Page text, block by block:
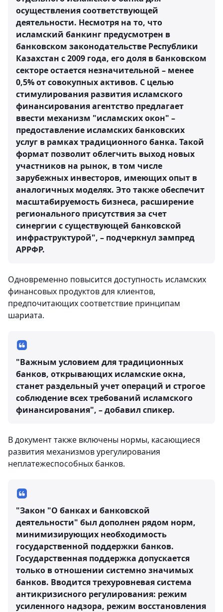
осуществления соответствующей
деятельности. Несмотря на то, что
исламский банкинг предусмотрен в
банковском законодательстве Республики
Казахстан с 2009 года, его доля в банковском
секторе остается незначительной – менее
0,5% от совокупных активов. С целью
стимулирования развития исламского
финансирования агентство предлагает
ввести механизм "исламских окон" –
предоставление исламских банковских
услуг в рамках традиционного банка. Такой
формат позволит облегчить выход новых
участников на рынок, в том числе
зарубежных инвесторов, имеющих опыт в
аналогичных моделях. Это также обеспечит
масштабируемость бизнеса, расширение
регионального присутствия за счет
синергии с существующей банковской
инфраструктурой", – подчеркнул зампред
АРРФР.
Одновременно повысится доступность исламских
финансовых продуктов для клиентов,
предпочитающих соответствие принципам
шариата.
"Важным условием для традиционных
банков, открывающих исламские окна,
станет раздельный учет операций и строгое
соблюдение всех требований исламского
финансирования", – добавил спикер.
В документ также включены нормы, касающиеся
развития механизмов урегулирования
неплатежеспособных банков.
"Закон "О банках и банковской
деятельности" был дополнен рядом норм,
минимизирующих необходимость
государственной поддержки банков.
Государственная поддержка допускается
только в отношении системно значимых
банков. Вводится трехуровневая система
антикризисного регулирования: режим
усиленного надзора, режим восстановления